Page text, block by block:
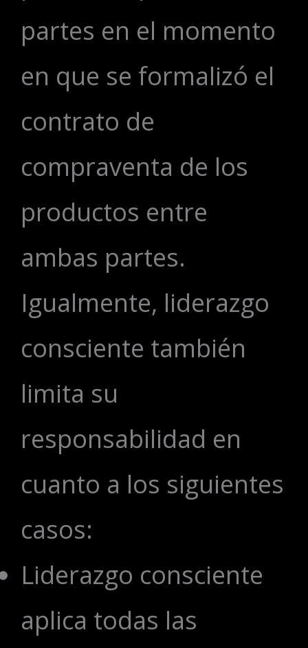
partes en el momento
en que se formalizó el
contrato de
compraventa de los
productos entre
ambas partes.
Igualmente, liderazgo
consciente también
limita su
responsabilidad en
cuanto a los siguientes
casos:
Liderazgo consciente
aplica todas las